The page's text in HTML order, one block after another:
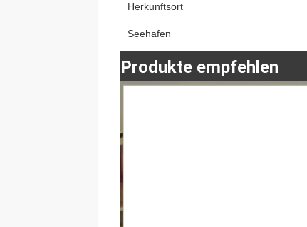
Herkunftsort
Seehafen
Produkte empfehlen